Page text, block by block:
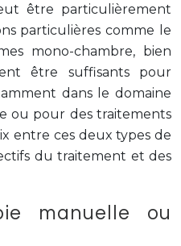
être particulièrement
particulières comme le
mono-chambre, bien
être suffisants pour
dans le domaine
ou pour des traitements
entre ces deux types de
du traitement et des
manuelle ou